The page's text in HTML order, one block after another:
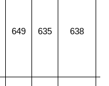
649 635 638